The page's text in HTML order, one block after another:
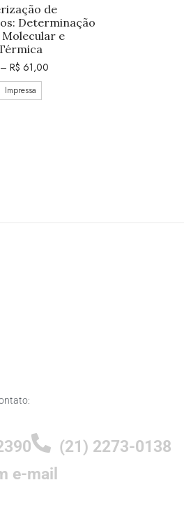
de
Determinação
Molecular e
– R$ 61,00
Impressa
(21) 2273-0138
e-mail